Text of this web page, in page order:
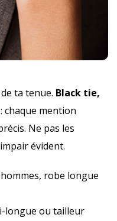
ta tenue. Black tie,
: chaque mention
Ne pas les
évident.
robe longue
longue ou tailleur